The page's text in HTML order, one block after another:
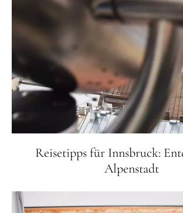
Reisetipps für Innsbruck:
Alpenstadt